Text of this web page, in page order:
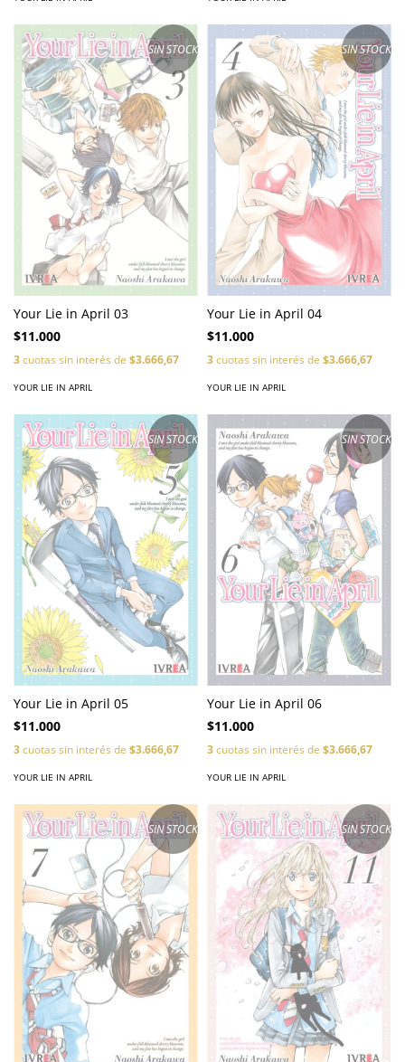
SIN STOCK
Your Lie in April 03
$11.000
3cuotas sin interés de $3.666,67
YOUR LIE IN APRIL
SIN STOCK
Your Lie in April 04
$11.000
3cuotas sin interés de $3.666,67
YOUR LIE IN APRIL
SIN STOCK
Your Lie in April 05
$11.000
3cuotas sin interés de $3.666,67
YOUR LIE IN APRIL
SIN STOCK
Your Lie in April 06
$11.000
3cuotas sin interés de $3.666,67
YOUR LIE IN APRIL
SIN STOCK SIN STOCK